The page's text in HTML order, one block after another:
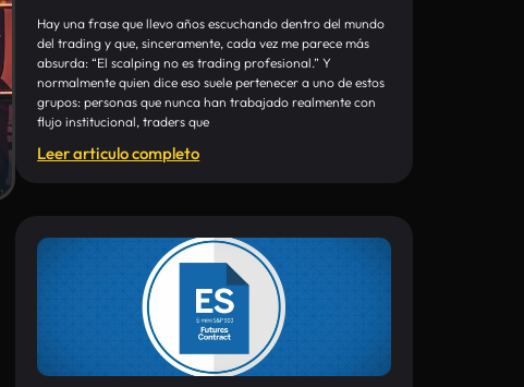
Hay una frase que llevo años escuchando dentro del mundo
del trading y que, sinceramente, cada vez me parece más
absurda: “El scalping no es trading profesional.” Y
normalmente quien dice eso suele pertenecer a uno de estos
grupos: personas que nunca han trabajado realmente con
flujo institucional, traders que
Leer articulo completo